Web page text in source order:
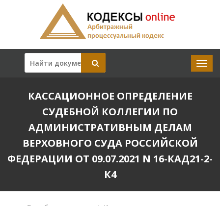
КАССАЦИОННОЕ ОПРЕДЕЛЕНИЕ
СУДЕБНОЙ КОЛЛЕГИИ ПО
АДМИНИСТРАТИВНЫМ ДЕЛАМ
ВЕРХОВНОГО СУДА РОССИЙСКОЙ
ФЕДЕРАЦИИ ОТ 09.07.2021 N 16-КАД21-2-
К4